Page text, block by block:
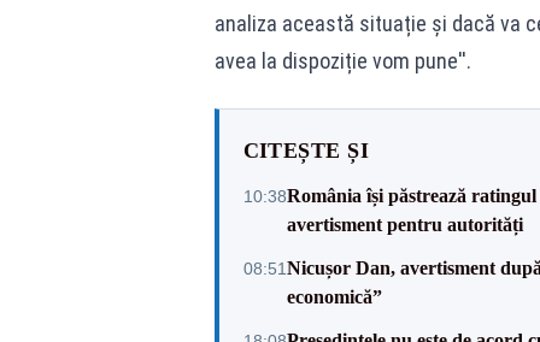
analiza această situație și dacă va
avea la dispoziție vom pune''.
CITEȘTE ȘI
10:38România își păstrează
avertisment pentru autorități
08:51Nicușor Dan, avertisment
economică”